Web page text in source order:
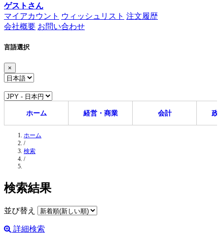
ゲストさん
マイアカウント ウィッシュリスト 注文履歴
会社概要 お問い合わせ
言語選択
×
ホーム 経営・商業 会計 政
ホーム
/
検索
/
検索結果
並び替え
詳細検索